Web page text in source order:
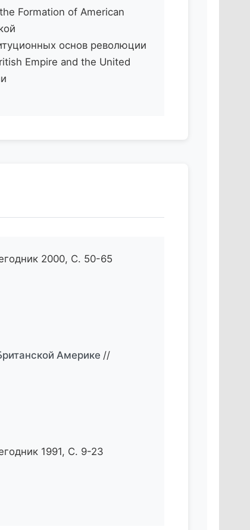
Formation of American
основ революции
Empire and the United
2000, С. 50-65
Америке //
1991, С. 9-23